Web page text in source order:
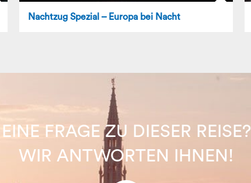
Nachtzug Spezial – Europa bei Nacht
EINE FRAGE ZU DIESER REISE?
WIR ANTWORTEN IHNEN!